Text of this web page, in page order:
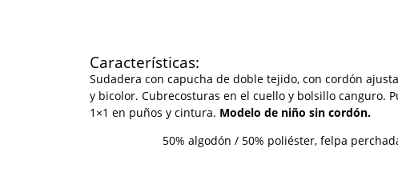
Características:
Sudadera con capucha de doble tejido, con cordón
y bicolor. Cubrecosturas en el cuello y bolsillo canguro.
1×1 en puños y cintura. Modelo de niño sin cordón.
50% algodón / 50% poliéster, felpa